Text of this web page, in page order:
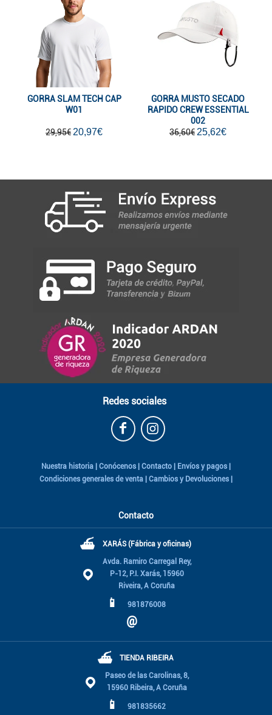
GORRA SLAM TECH CAP
W01
29,95€ 20,97€
GORRA MUSTO SECADO
RAPIDO CREW ESSENTIAL
002
36,60€ 25,62€
Redes sociales
Nuestra historia | Conócenos | Contacto | Envíos y pagos |
Condiciones generales de venta | Cambios y Devoluciones |
Contacto
⛴ XARÁS (Fábrica y oficinas)
Avda. Ramiro Carregal Rey,
P-12, P.I. Xarás, 15960
Riveira, A Coruña
📱 981876008
@
⛴ TIENDA RIBEIRA
Paseo de las Carolinas, 8,
15960 Ribeira, A Coruña
📱 981835662